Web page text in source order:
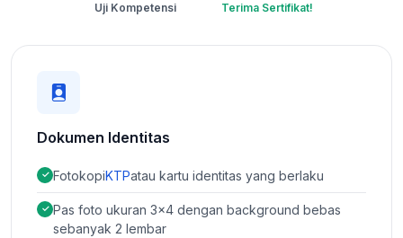
Uji Kompetensi Terima Sertifikat!
Dokumen Identitas
FotokopiKTPatau kartu identitas yang berlaku
Pas foto ukuran 3×4 dengan background bebas
sebanyak 2 lembar